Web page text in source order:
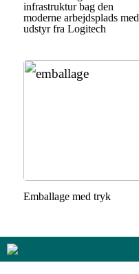
infrastruktur bag den
moderne arbejdsplads med
udstyr fra Logitech
Emballage med tryk